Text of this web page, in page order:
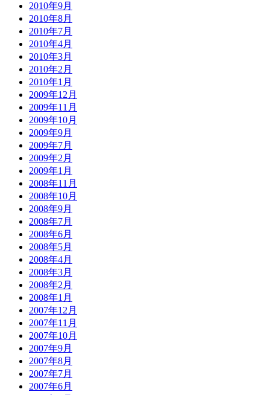
2010年9月
2010年8月
2010年7月
2010年4月
2010年3月
2010年2月
2010年1月
2009年12月
2009年11月
2009年10月
2009年9月
2009年7月
2009年2月
2009年1月
2008年11月
2008年10月
2008年9月
2008年7月
2008年6月
2008年5月
2008年4月
2008年3月
2008年2月
2008年1月
2007年12月
2007年11月
2007年10月
2007年9月
2007年8月
2007年7月
2007年6月